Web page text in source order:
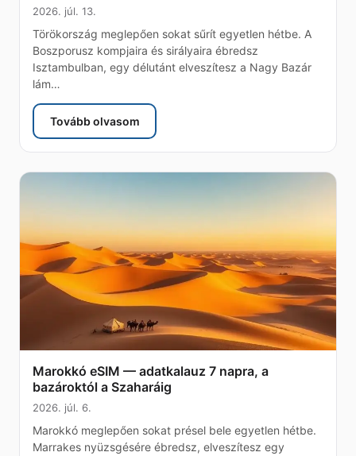
2026. júl. 13.
Törökország meglepően sokat sűrít egyetlen hétbe. A
Boszporusz kompjaira és sirályaira ébredsz
Isztambulban, egy délutánt elveszítesz a Nagy Bazár
lám…
Tovább olvasom
: Törökország eSIM — 7 napos adatkalauz, a
Marokkó eSIM — adatkalauz 7 napra, a
bazároktól a Szaharáig
2026. júl. 6.
Marokkó meglepően sokat présel bele egyetlen hétbe.
Marrakes nyüzsgésére ébredsz, elveszítesz egy